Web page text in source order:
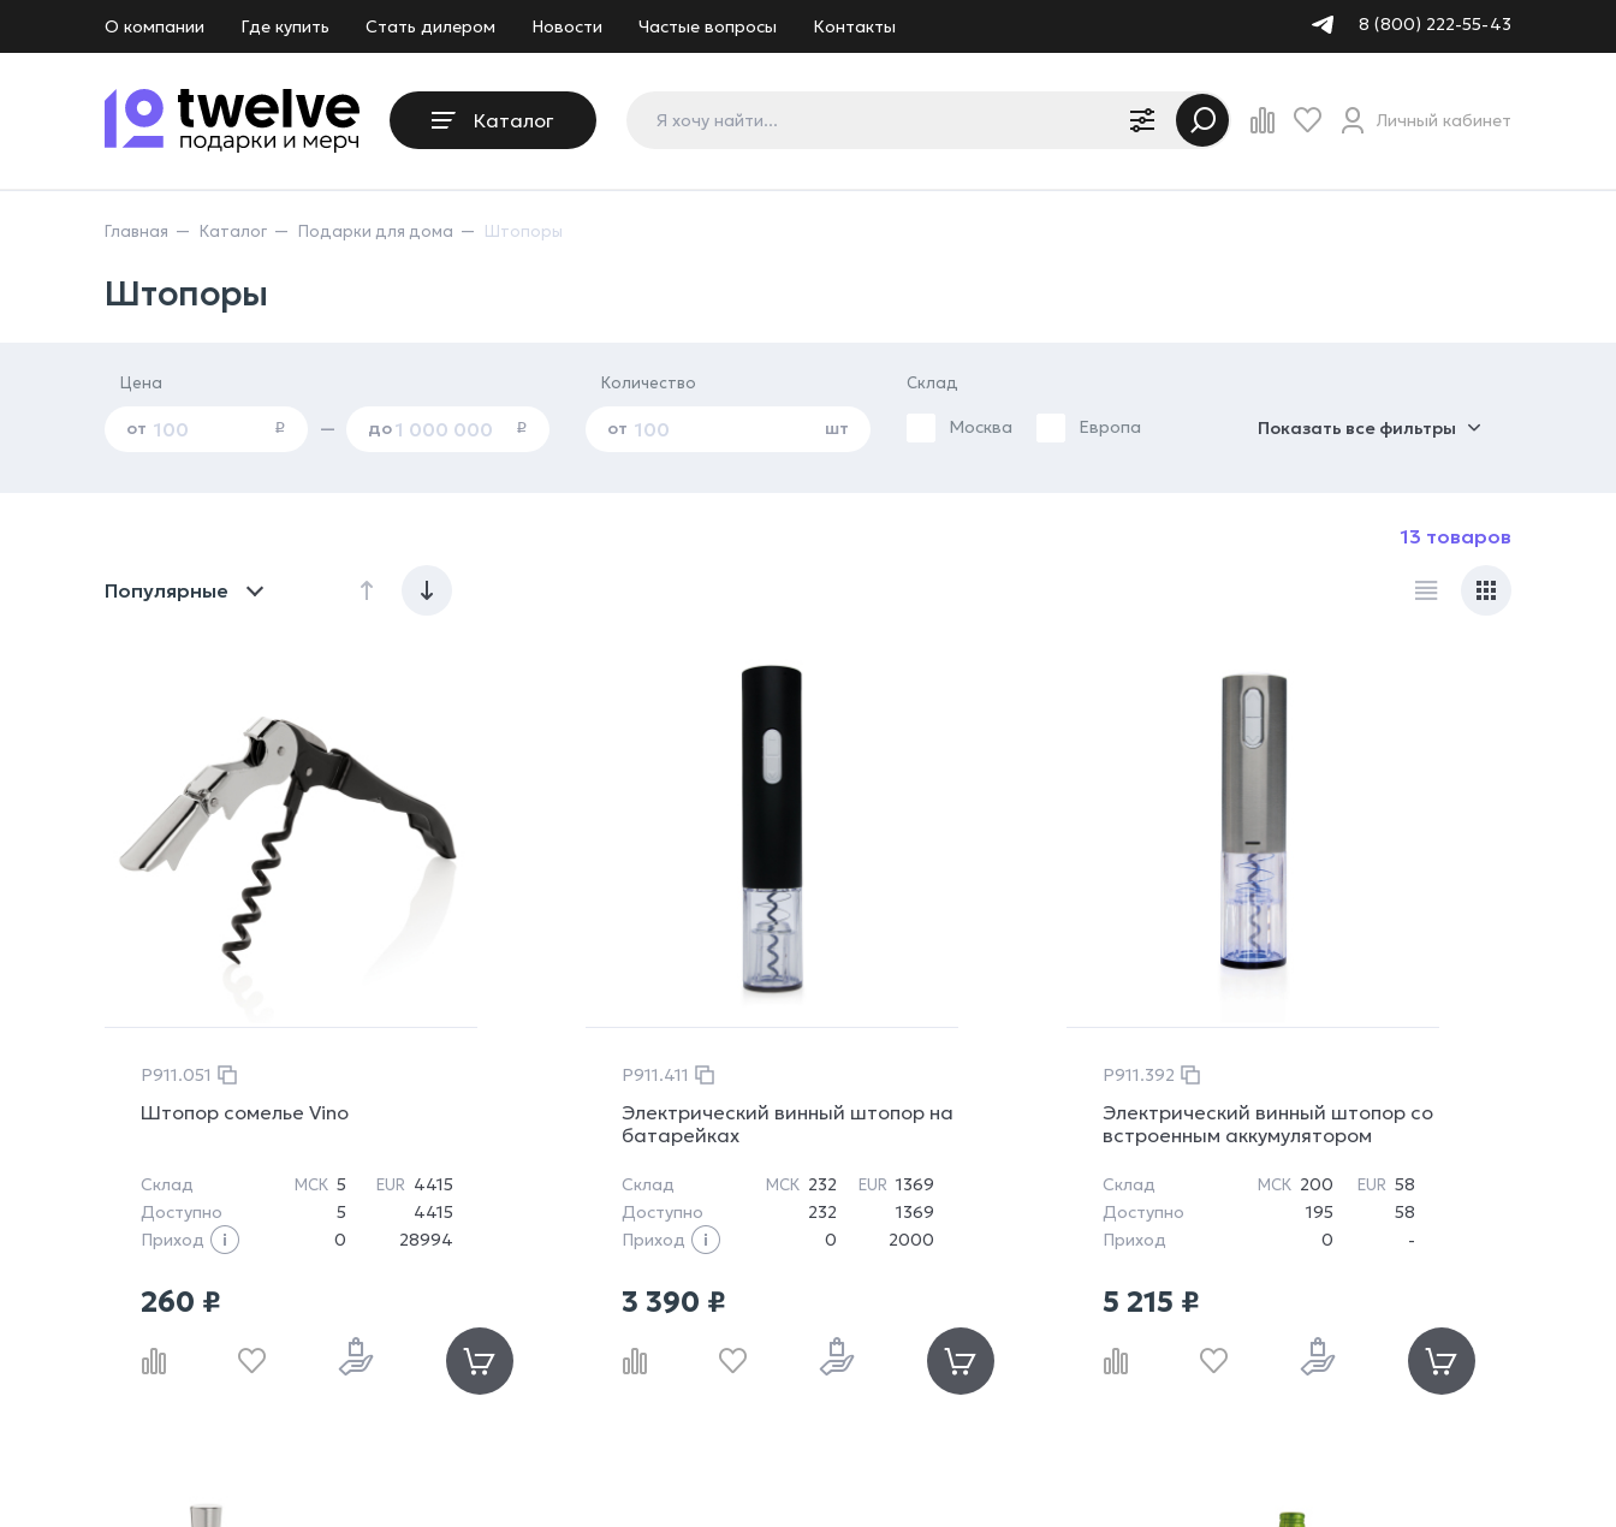
О компании Где купить Стать дилером Новости Частые вопросы Контакты 8 (800) 222-55-43
Каталог Личный кабинет
Главная Каталог Подарки для дома Штопоры
Штопоры
Цена
от i — до i
Количество
от шт
Склад
Москва Европа Показать все фильтры
13 товаров
Популярные
P911.051
Штопор сомелье Vino
Склад МСК 5 EUR 4415
Доступно
5
4415
Приход
0 28994
260 ₽
P911.411
Электрический винный штопор на
батарейках
Склад МСК 232 EUR 1369
Доступно
232
1369
Приход
0 2000
3 390 ₽
P911.392
Электрический винный штопор со
встроенным аккумулятором
Склад МСК 200 EUR 58
Доступно
195
58
Приход
0 -
5 215 ₽